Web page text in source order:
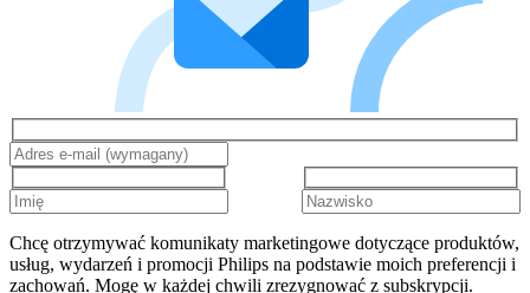
Chcę otrzymywać komunikaty marketingowe dotyczące produktów,
usług, wydarzeń i promocji Philips na podstawie moich preferencji i
zachowań. Mogę w każdej chwili zrezygnować z subskrypcji.